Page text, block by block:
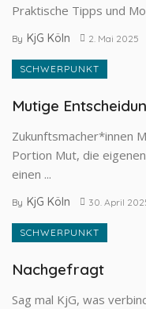
Praktische Tipps und
By KjG Köln 2. Mai 2025
SCHWERPUNKT
Mutige
Zukunftsmacher*innen
Portion Mut, die
einen ...
By KjG Köln 30. April
SCHWERPUNKT
Nachgefragt
Sag mal KjG, was